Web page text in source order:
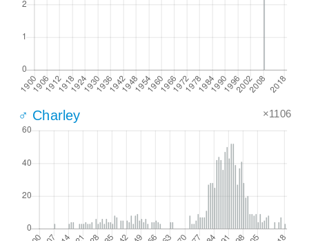
♂ Charley ×1106